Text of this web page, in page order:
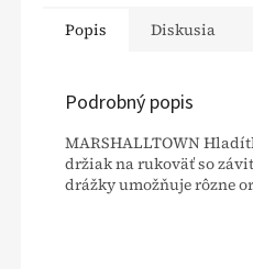
Popis Diskusia
Podrobný popis
MARSHALLTOWN
držiak na rukoväť so
drážky umožňuje rôzne